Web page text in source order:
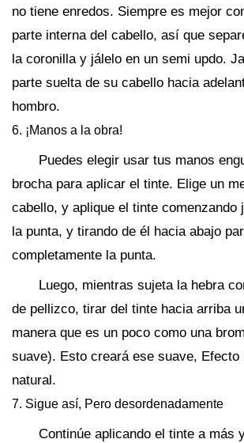
no tiene enredos. Siempre es mejor
parte interna del cabello, así que
la coronilla y jálelo en un semi updo.
parte suelta de su cabello hacia
hombro.
6. ¡Manos a la obra!
Puedes elegir usar tus manos
brocha para aplicar el tinte. Elige un
cabello, y aplique el tinte comenzando
la punta, y tirando de él hacia abajo
completamente la punta.
Luego, mientras sujeta la hebra
de pellizco, tirar del tinte hacia arriba
manera que es un poco como una
suave). Esto creará ese suave, Efecto
natural.
7. Sigue así, Pero desordenadamente
Continúe aplicando el tinte a más